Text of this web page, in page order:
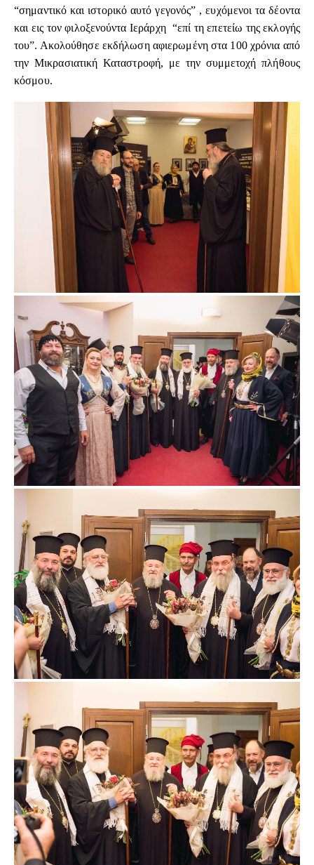
“σημαντικό και ιστορικό αυτό γεγονός” , ευχόμενοι τα δέοντα
και εις τον φιλοξενούντα Ιεράρχη “επί τη επετείω της εκλογής
του”. Ακολούθησε εκδήλωση αφιερωμένη στα 100 χρόνια από
την Μικρασιατική Καταστροφή, με την συμμετοχή πλήθους
κόσμου.